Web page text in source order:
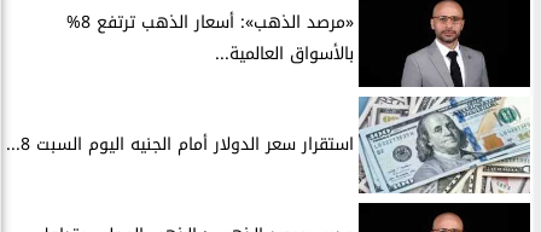
«مرصد الذهب»: أسعار الذهب ترتفع 8%
بالأسواق العالمية...
استقرار سعر الدولار أمام الجنيه اليوم السبت 8...